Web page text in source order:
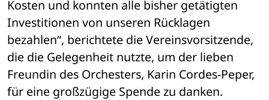
Kosten und konnten alle bisher getätigten
Investitionen von unseren Rücklagen
bezahlen“, berichtete die Vereinsvorsitzende,
die die Gelegenheit nutzte, um der lieben
Freundin des Orchesters, Karin Cordes-Peper,
für eine großzügige Spende zu danken.